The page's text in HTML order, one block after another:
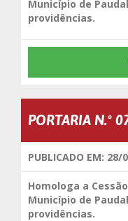
Município de
providências.
PORTARIA N.º
PUBLICADO EM: 28/
Homologa a
Município de
providências.